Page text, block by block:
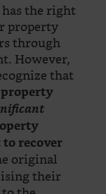
the right
property
through
However,
that
property
recover
original
their